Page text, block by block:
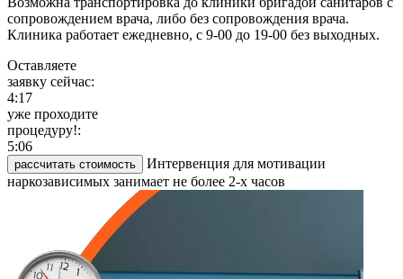
сопровождением врача, либо без сопровождения врача.
Клиника работает ежедневно, с 9-00 до 19-00 без выходных.
Оставляете
заявку сейчас:
4:17
уже проходите
процедуру!:
5:06
рассчитать стоимость
Интервенция для мотивации
наркозависимых занимает не более 2-х часов